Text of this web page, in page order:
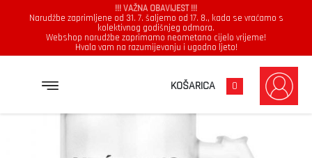
!!! VAŽNA OBAVIJEST !!!
Narudžbe zaprimljene od 31. 7. šaljemo od 17. 8., kada se vraćamo s
kolektivnog godišnjeg odmora.
Webshop narudžbe zaprimamo neometano cijelo vrijeme!
Hvala vam na razumijevanju i ugodno ljeto!
KOŠARICA 0
NEĆE NIKO ANĐELKU GOVORIT KOLIKO ĆE ANĐELKO PIVE POPIT